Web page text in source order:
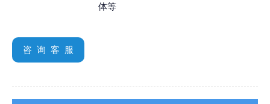
体等
咨 询 客 服